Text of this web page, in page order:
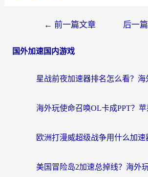
← 前一篇文章 后一
国外加速国内游戏